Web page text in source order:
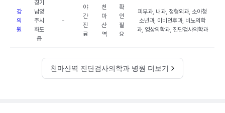
강
의
원
경기
남양
주시
화도
읍
-
야
간
진
료
천
마
산
역
확
인
필
요
피부과, 내과, 정형외과, 소아청
소년과, 이비인후과, 비뇨의학
과, 영상의학과, 진단검사의학과
천마산역 진단검사의학과 병원 더보기